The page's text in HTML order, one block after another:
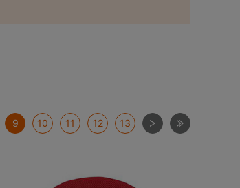
9 10 11 12 13 次 最後